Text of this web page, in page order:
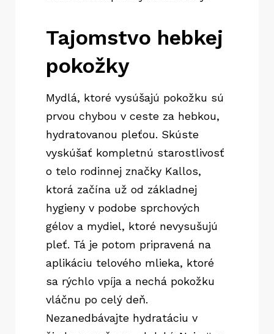
Tajomstvo hebkej
pokožky
Mydlá, ktoré vysúšajú pokožku sú
prvou chybou v ceste za hebkou,
hydratovanou pleťou. Skúste
vyskúšať kompletnú starostlivosť
o telo rodinnej značky Kallos,
ktorá začína už od základnej
hygieny v podobe sprchových
gélov a mydiel, ktoré nevysušujú
pleť. Tá je potom pripravená na
aplikáciu telového mlieka, ktoré
sa rýchlo vpíja a nechá pokožku
vláčnu po celý deň.
Nezanedbávajte hydratáciu v